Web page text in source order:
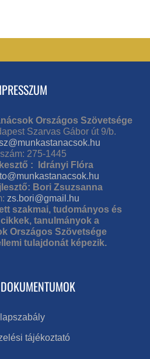
Országos Szövetsége
Szarvas Gábor út 9/b.
275-1445
: Idrányi Flóra
Bori Zsuzsanna
zs.bori@gmail.hu
szakmai, tudományos és
tanulmányok a
Országos Szövetsége
tulajdonát képezik.
tájékoztató